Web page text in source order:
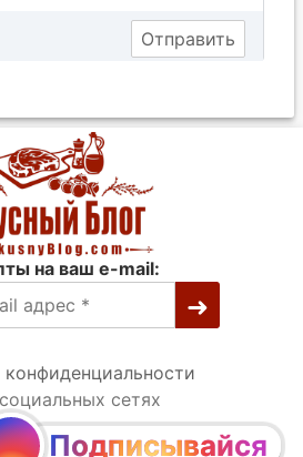
на ваш e-mail:
сетях
Подписывайся